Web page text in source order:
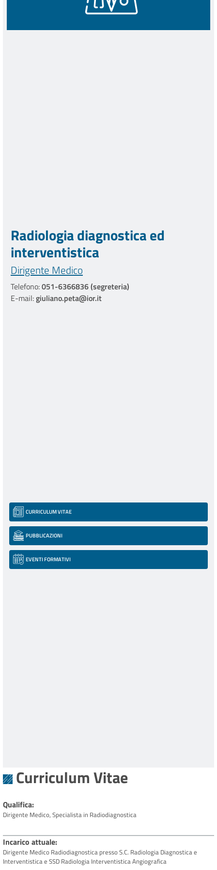
Radiologia diagnostica ed
interventistica
Dirigente Medico
Telefono:051-6366836 (segreteria)
E-mail:giuliano.peta@ior.it
CURRICULUM VITAE
PUBBLICAZIONI
EVENTI FORMATIVI
Curriculum Vitae
Qualifica
Dirigente Medico, Specialista in Radiodiagnostica
Incarico attuale
Dirigente Medico Radiodiagnostica presso S.C. Radiologia Diagnostica e
Interventistica e SSD Radiologia Interventistica Angiografica